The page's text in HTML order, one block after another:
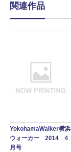
関連作品
YokohamaWalker横浜
ウォーカー 2014 4
月号